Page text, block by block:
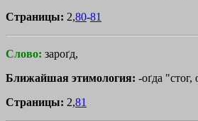
Страницы: 2,80-81
Слово: зароґд,
Ближайшая этимология: -оґда
Страницы: 2,81